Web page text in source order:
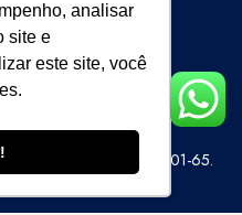
analisar
site e
este site, você
Seguro
– CNPJ 07.686.414/0001-65.
reservados.